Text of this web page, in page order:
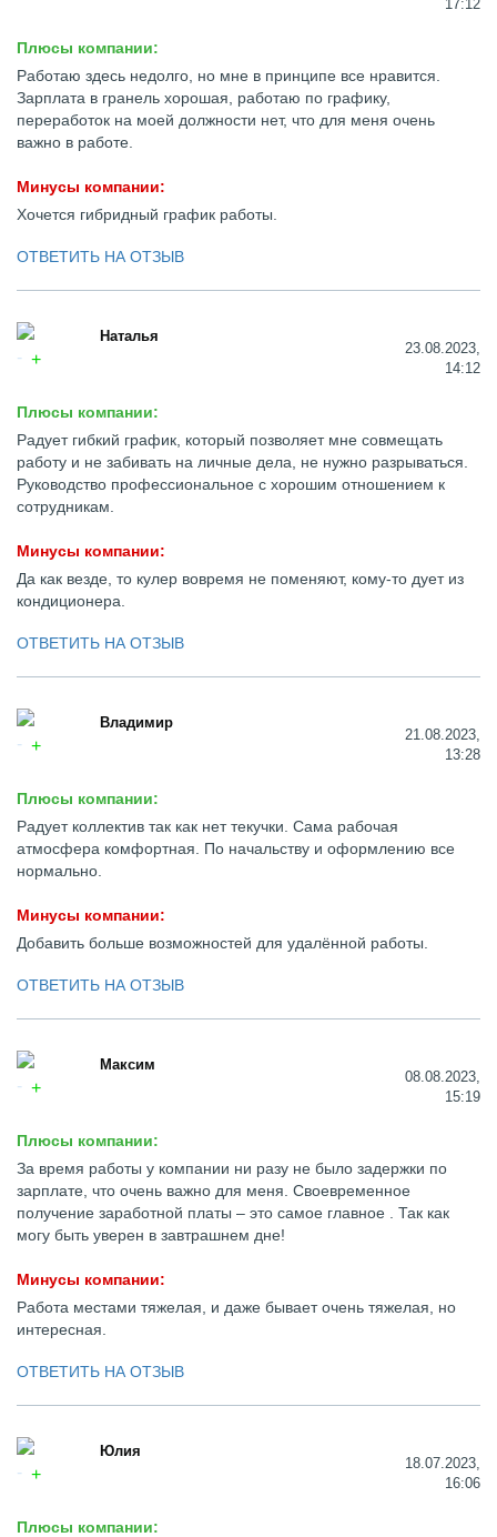
17:12
Плюсы компании:
Работаю здесь недолго, но мне в принципе все нравится.
Зарплата в гранель хорошая, работаю по графику,
переработок на моей должности нет, что для меня очень
важно в работе.
Минусы компании:
Хочется гибридный график работы.
ОТВЕТИТЬ НА ОТЗЫВ
Наталья
23.08.2023,
14:12
Плюсы компании:
Радует гибкий график, который позволяет мне совмещать
работу и не забивать на личные дела, не нужно разрываться.
Руководство профессиональное с хорошим отношением к
сотрудникам.
Минусы компании:
Да как везде, то кулер вовремя не поменяют, кому-то дует из
кондиционера.
ОТВЕТИТЬ НА ОТЗЫВ
Владимир
21.08.2023,
13:28
Плюсы компании:
Радует коллектив так как нет текучки. Сама рабочая
атмосфера комфортная. По начальству и оформлению все
нормально.
Минусы компании:
Добавить больше возможностей для удалённой работы.
ОТВЕТИТЬ НА ОТЗЫВ
Максим
08.08.2023,
15:19
Плюсы компании:
За время работы у компании ни разу не было задержки по
зарплате, что очень важно для меня. Своевременное
получение заработной платы – это самое главное . Так как
могу быть уверен в завтрашнем дне!
Минусы компании:
Работа местами тяжелая, и даже бывает очень тяжелая, но
интересная.
ОТВЕТИТЬ НА ОТЗЫВ
Юлия
18.07.2023,
16:06
Плюсы компании: